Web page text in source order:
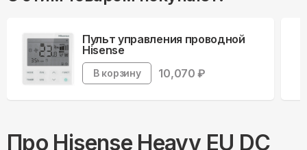
Пульт управления проводной
Hisense
В корзину 10,070 ₽
Про Hisense Heavy EU DC